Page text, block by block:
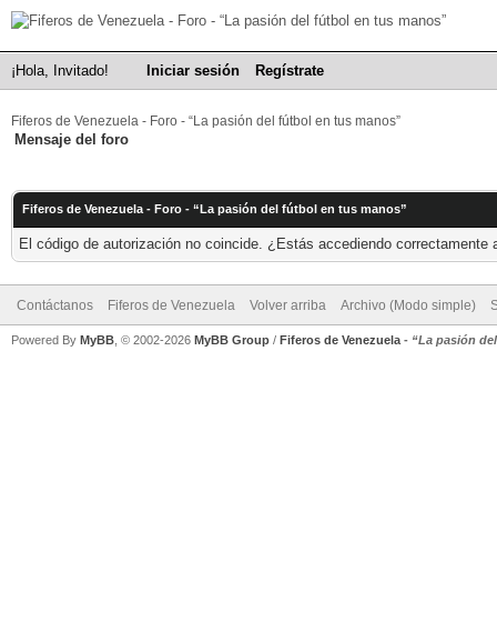
¡Hola, Invitado! Iniciar sesión Regístrate
Fiferos de Venezuela - Foro - “La pasión del fútbol en tus manos”
Mensaje del foro
Fiferos de Venezuela - Foro - “La pasión del fútbol en tus manos”
El código de autorización no coincide. ¿Estás accediendo
Contáctanos Fiferos de Venezuela Volver arriba Archivo (Modo simple)
Powered By MyBB , © 2002-2026 MyBB Group / Fiferos de Venezuela - “La pasión